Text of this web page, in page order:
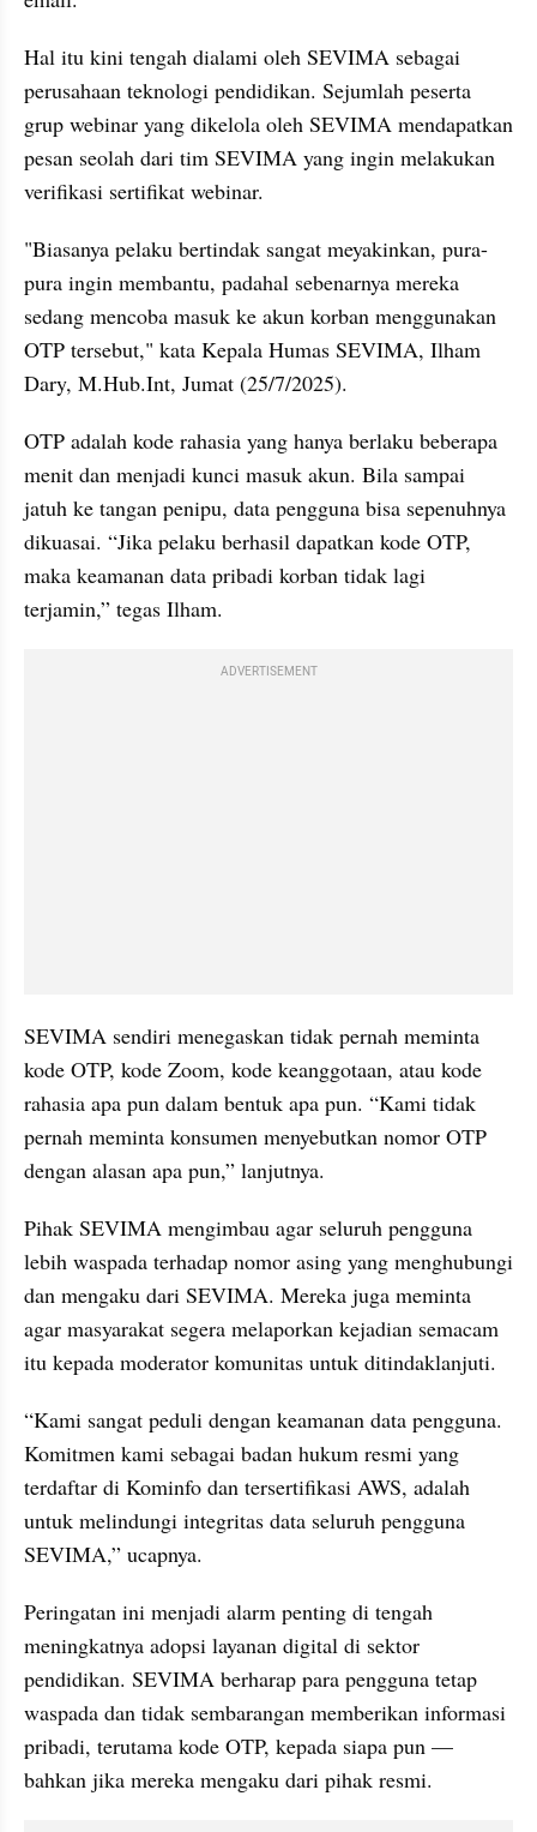
Hal itu kini tengah dialami oleh SEVIMA sebagai
perusahaan teknologi pendidikan. Sejumlah peserta
grup webinar yang dikelola oleh SEVIMA mendapatkan
pesan seolah dari tim SEVIMA yang ingin melakukan
verifikasi sertifikat webinar.
"Biasanya pelaku bertindak sangat meyakinkan, pura-
pura ingin membantu, padahal sebenarnya mereka
sedang mencoba masuk ke akun korban menggunakan
OTP tersebut," kata Kepala Humas SEVIMA, Ilham
Dary, M.Hub.Int, Jumat (25/7/2025).
OTP adalah kode rahasia yang hanya berlaku beberapa
menit dan menjadi kunci masuk akun. Bila sampai
jatuh ke tangan penipu, data pengguna bisa sepenuhnya
dikuasai. “Jika pelaku berhasil dapatkan kode OTP,
maka keamanan data pribadi korban tidak lagi
terjamin,” tegas Ilham.
ADVERTISEMENT
SEVIMA sendiri menegaskan tidak pernah meminta
kode OTP, kode Zoom, kode keanggotaan, atau kode
rahasia apa pun dalam bentuk apa pun. “Kami tidak
pernah meminta konsumen menyebutkan nomor OTP
dengan alasan apa pun,” lanjutnya.
Pihak SEVIMA mengimbau agar seluruh pengguna
lebih waspada terhadap nomor asing yang menghubungi
dan mengaku dari SEVIMA. Mereka juga meminta
agar masyarakat segera melaporkan kejadian semacam
itu kepada moderator komunitas untuk ditindaklanjuti.
“Kami sangat peduli dengan keamanan data pengguna.
Komitmen kami sebagai badan hukum resmi yang
terdaftar di Kominfo dan tersertifikasi AWS, adalah
untuk melindungi integritas data seluruh pengguna
SEVIMA,” ucapnya.
Peringatan ini menjadi alarm penting di tengah
meningkatnya adopsi layanan digital di sektor
pendidikan. SEVIMA berharap para pengguna tetap
waspada dan tidak sembarangan memberikan informasi
pribadi, terutama kode OTP, kepada siapa pun —
bahkan jika mereka mengaku dari pihak resmi.